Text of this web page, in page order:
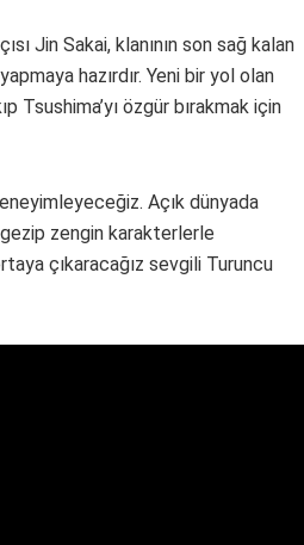
Jin Sakai, klanının son sağ kalan
hazırdır. Yeni bir yol olan
Tsushima’yı özgür bırakmak için
Açık dünyada
zengin karakterlerle
çıkaracağız sevgili Turuncu